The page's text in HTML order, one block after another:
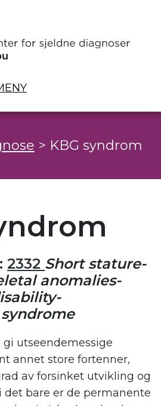
> KBG syndrom
2332 Short stature-
anomalies-
gi utseendemessige
annet store fortenner,
av forsinket utvikling og
det bare er de permanente